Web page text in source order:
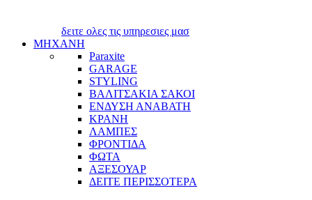
δειτε ολες τις υπηρεσιες μασ
ΜΗΧΑΝΗ
Paraxite
GARAGE
STYLING
ΒΑΛΙΤΣΑΚΙΑ ΣΑΚΟΙ
ΕΝΔΥΣΗ ΑΝΑΒΑΤΗ
ΚΡΑΝΗ
ΛΑΜΠΕΣ
ΦΡΟΝΤΙΔΑ
ΦΩΤΑ
ΑΞΕΣΟΥΑΡ
ΔΕΙΤΕ ΠΕΡΙΣΣΟΤΕΡΑ